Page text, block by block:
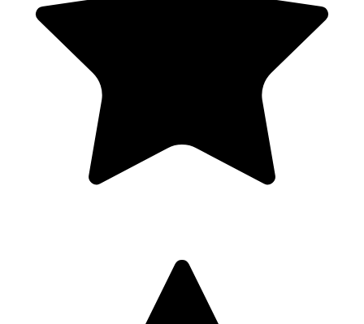
Exemples de cocktails signatures de mixologues célèbres
Mocktails
Exploration des cocktails sans alcool et leur équilibre de saveurs
Après-midi (3,5hs)
Personnalisation des recettes
Modifier les ingrédients, adapter les proportions en
fonction des goûts
Modifier les ingrédients, adapter les proportions en fonction
Sphérification, fumage des cocktails, clarification des